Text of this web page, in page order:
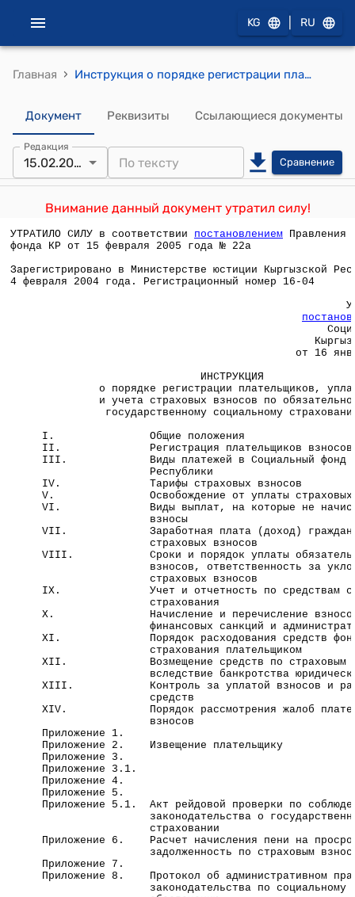
KG RU
Главная › Инструкция о порядке регистрации плательщиков, уплаты и учета страховых взносов по обязательному государственному социальному страхованию (Утверждена постановлением Правления Социального фонда Кыргызской Республики от 16 января 2004 года N 4 )
Документ Реквизиты Ссылающиеся документы
Редакция
15.02.2005 Сравнение
Внимание данный документ утратил силу!